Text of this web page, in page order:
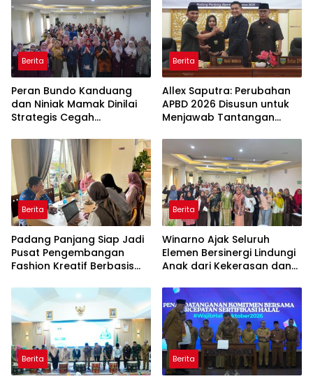
Berita
Peran Bundo Kanduang
dan Niniak Mamak Dinilai
Strategis Cegah
Berita
Allex Saputra: Perubahan
APBD 2026 Disusun untuk
Menjawab Tantangan
Berita
Padang Panjang Siap Jadi
Pusat Pengembangan
Fashion Kreatif Berbasis
Berita
Winarno Ajak Seluruh
Elemen Bersinergi Lindungi
Anak dari Kekerasan dan
Berita Berita